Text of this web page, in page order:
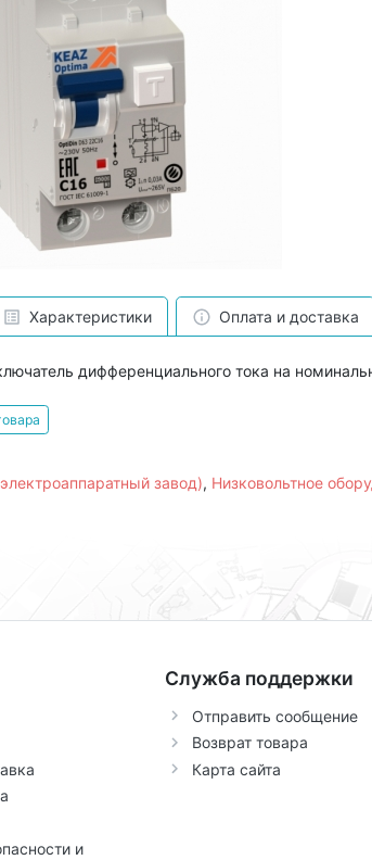
Характеристики Оплата и доставка
дифференциального тока на
завод), Низковольтное
и
Служба поддержки
Отправить сообщение
Возврат товара
Карта сайта